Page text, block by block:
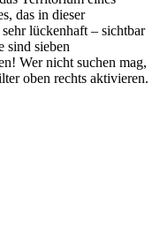
das in dieser
lückenhaft – sichtbar
sind sieben
Wer nicht suchen mag,
oben rechts aktivieren.